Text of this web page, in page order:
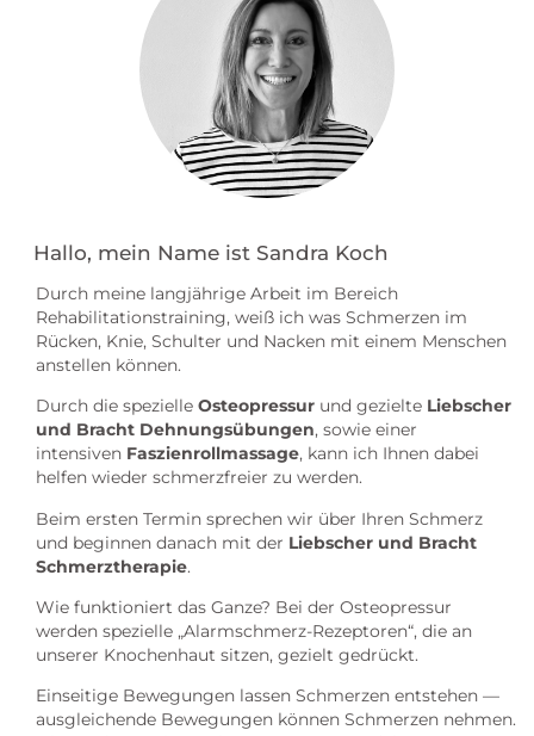
Hallo, mein Name ist Sandra Koch
Durch meine langjährige Arbeit im Bereich
Rehabilitationstraining, weiß ich was Schmerzen im
Rücken, Knie, Schulter und Nacken mit einem Menschen
anstellen können.
Durch die spezielle Osteopressur und gezielte Liebscher
und Bracht Dehnungsübungen, sowie einer
intensiven Faszienrollmassage, kann ich Ihnen dabei
helfen wieder schmerzfreier zu werden.
Beim ersten Termin sprechen wir über Ihren Schmerz
und beginnen danach mit der Liebscher und Bracht
Schmerztherapie.
Wie funktioniert das Ganze? Bei der Osteopressur
werden spezielle „Alarmschmerz-Rezeptoren“, die an
unserer Knochenhaut sitzen, gezielt gedrückt.
Einseitige Bewegungen lassen Schmerzen entstehen —
ausgleichende Bewegungen können Schmerzen nehmen.